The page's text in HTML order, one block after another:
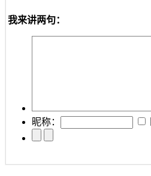
我来讲两句：
昵称：